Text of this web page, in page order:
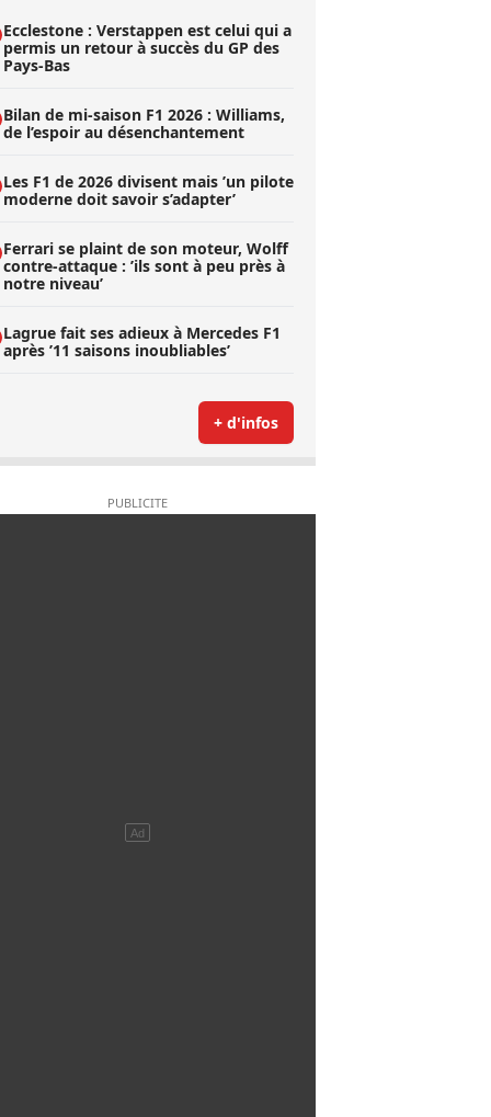
Ecclestone : Verstappen est celui qui a
permis un retour à succès du GP des
Pays-Bas
Bilan de mi-saison F1 2026 : Williams,
de l’espoir au désenchantement
Les F1 de 2026 divisent mais ’un pilote
moderne doit savoir s’adapter’
Ferrari se plaint de son moteur, Wolff
contre-attaque : ’ils sont à peu près à
notre niveau’
Lagrue fait ses adieux à Mercedes F1
après ’11 saisons inoubliables’
+ d'infos